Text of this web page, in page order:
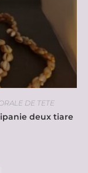
DE TETE
deux tiare